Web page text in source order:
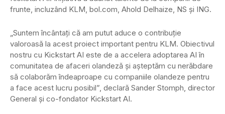
frunte, incluzând KLM, bol.com, Ahold Delhaize, NS și ING.
„Suntem încântați că am putut aduce o contribuție
valoroasă la acest proiect important pentru KLM. Obiectivul
nostru cu Kickstart AI este de a accelera adoptarea AI în
comunitatea de afaceri olandeză și așteptăm cu nerăbdare
să colaborăm îndeaproape cu companiile olandeze pentru
a face acest lucru posibil”, declară Sander Stomph, director
General și co-fondator Kickstart AI.